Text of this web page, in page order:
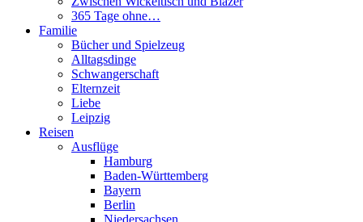
365 Tage ohne…
Familie
Bücher und Spielzeug
Alltagsdinge
Schwangerschaft
Elternzeit
Liebe
Leipzig
Reisen
Ausflüge
Hamburg
Baden-Württemberg
Bayern
Berlin
Niedersachsen